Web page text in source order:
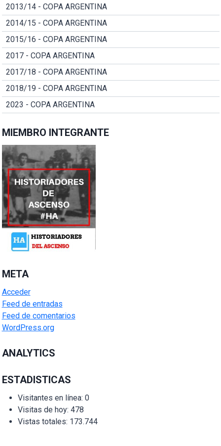
2013/14 - COPA ARGENTINA
2014/15 - COPA ARGENTINA
2015/16 - COPA ARGENTINA
2017 - COPA ARGENTINA
2017/18 - COPA ARGENTINA
2018/19 - COPA ARGENTINA
2023 - COPA ARGENTINA
MIEMBRO INTEGRANTE
META
Acceder
Feed de entradas
Feed de comentarios
WordPress.org
ANALYTICS
ESTADISTICAS
Visitantes en línea: 0
Visitas de hoy: 478
Vistas totales: 173.744